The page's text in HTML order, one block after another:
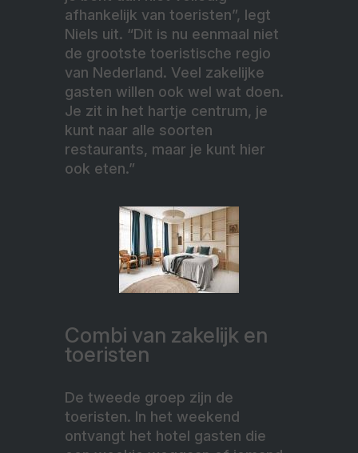
afhankelijk van toeristen”, legt
Niels uit. “Dit is nu eenmaal niet
de grootste toeristische regio
van Nederland. Veel zakelijke
gasten willen ook wel wat doen.
Je zit in het hartje centrum, je
kunt naar alle soorten
restaurants, maar je kunt hier
ook eten.”
Combi van zakelijk en
toeristen
De tweede groep zijn de
toeristen. In het weekend
ontvangt het hotel gasten die